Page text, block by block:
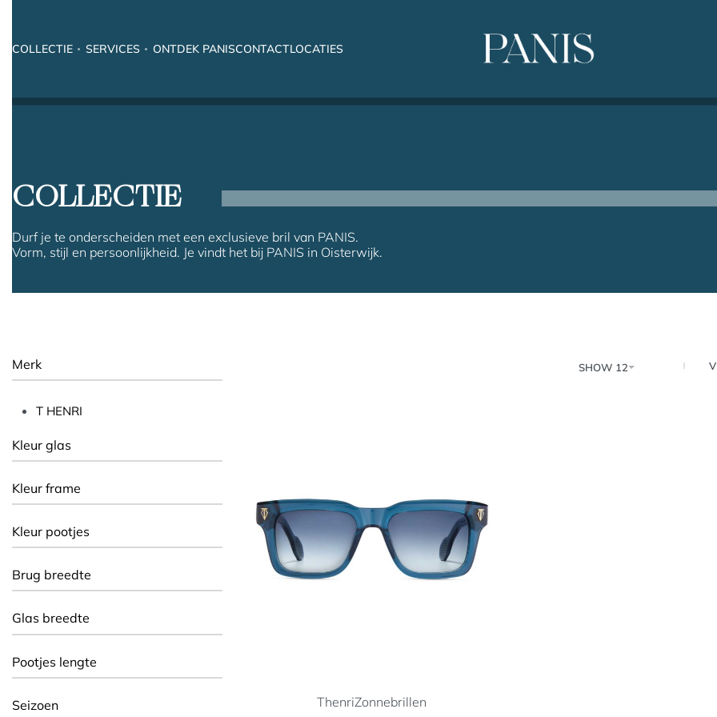
COLLECTIE SERVICES ONTDEK PANISCONTACTLOCATIES
COLLECTIE
Durf je te onderscheiden met een exclusieve bril van PANIS.
Vorm, stijl en persoonlijkheid. Je vindt het bij PANIS in Oisterwijk.
Merk
T HENRI
Kleur glas
Kleur frame
Kleur pootjes
Brug breedte
Glas breedte
Pootjes lengte
Seizoen
SHOW 12
ThenriZonnebrillen